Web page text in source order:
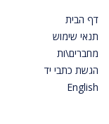
דף הבית
תנאי שימוש
מחברים\ות
הגשת כתבי יד
English